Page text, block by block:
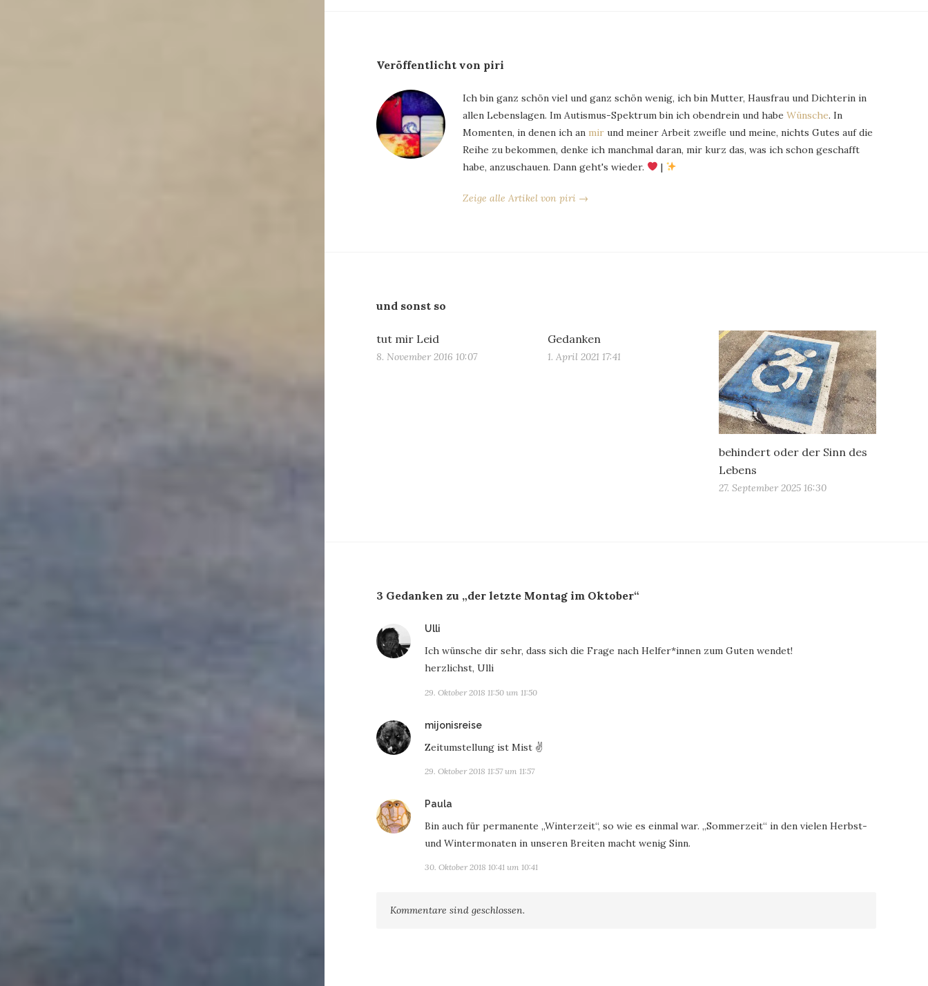
Veröffentlicht von piri
Ich bin ganz schön viel und ganz schön wenig, ich bin Mutter, Hausfrau und Dichterin in
allen Lebenslagen. Im Autismus-Spektrum bin ich obendrein und habeWünsche. In
Momenten, in denen ich an mir und meiner Arbeit zweifle und meine, nichts Gutes auf die
Reihe zu bekommen, denke ich manchmal daran, mir kurz das, was ich schon geschafft
habe, anzuschauen. Dann geht's wieder.
|
Zeige alle Artikel von piri →
und sonst so
tut mir Leid
8. November 2016 10:07
Gedanken
1. April 2021 17:41
behindert oder der Sinn des
Lebens
27. September 2025 16:30
3 Gedanken zu „der letzte Montag im Oktober“
Ulli
Ich wünsche dir sehr, dass sich die Frage nach Helfer*innen zum Guten wendet!
herzlichst, Ulli
29. Oktober 2018 11:50 um 11:50
mijonisreisesagt:
Zeitumstellung ist Mist ✌
29. Oktober 2018 11:57 um 11:57
Paula
Bin auch für permanente „Winterzeit“, so wie es einmal war. „Sommerzeit“ in den vielen Herbst-
und Wintermonaten in unseren Breiten macht wenig Sinn.
30. Oktober 2018 10:41 um 10:41
Kommentare sind geschlossen.